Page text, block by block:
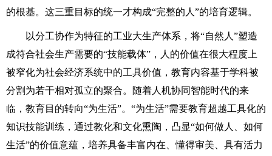
的根基。这三重目标的统一才构成“完整的人”的培育逻辑。
以分工协作为特征的工业大生产体系，将“自然人”塑造
成符合社会生产需要的“技能载体”，人的价值在很大程度上
被窄化为社会经济系统中的工具价值，教育内容基于学科被
分割为若干相对孤立的聚合。随着人机协同智能时代的来
临，教育目的转向“为生活”。“为生活”需要教育超越工具化的
知识技能训练，通过教化和文化熏陶，凸显“如何做人、如何
生活”的价值意蕴，培养具备丰富内在、懂得审美、具有活力